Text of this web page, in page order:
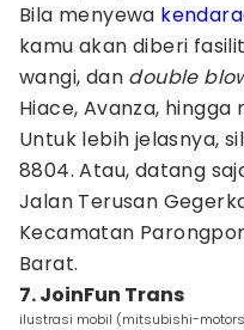
Bila menyewa
kamu akan diberi
wangi, dan double
Hiace, Avanza, hingga
Untuk lebih jelasnya,
8804. Atau, datang
Jalan Terusan
Kecamatan
Barat.
7. JoinFun Trans
ilustrasi mobil (mitsubishi-